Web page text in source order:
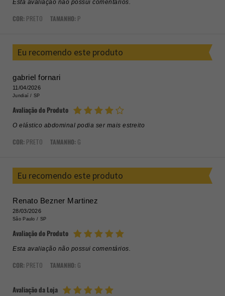
Esta avaliação não possui comentários.
COR: PRETO TAMANHO: P
Eu recomendo este produto
gabriel fornari
11/04/2026
Jundiaí / SP
Avaliação do Produto
O elástico abdominal podia ser mais estreito
COR: PRETO TAMANHO: G
Eu recomendo este produto
Renato Bezner Martinez
28/03/2026
São Paulo / SP
Avaliação do Produto
Esta avaliação não possui comentários.
COR: PRETO TAMANHO: G
Avaliação da Loja